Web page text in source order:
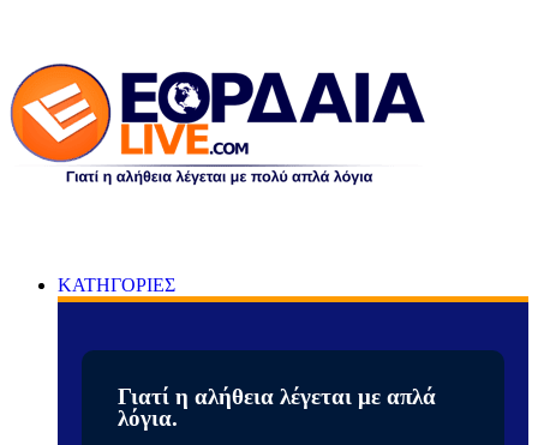
ΚΑΤΗΓΟΡΙΕΣ
Γιατί η αλήθεια λέγεται με απλά
λόγια.